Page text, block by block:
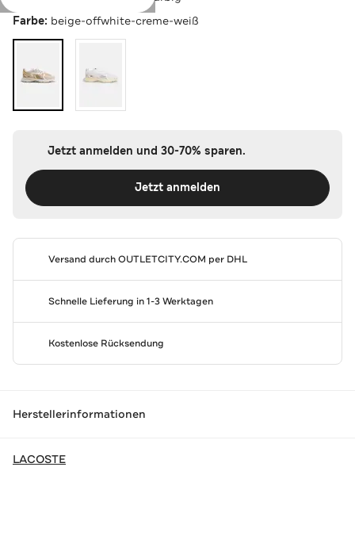
Farbe: beige-offwhite-creme-weiß
Jetzt anmelden und 30-70% sparen.
Jetzt anmelden
Versand durchOUTLETCITY.COM per DHL
Schnelle Lieferung in 1-3 Werktagen
Kostenlose Rücksendung
Herstellerinformationen
LACOSTE